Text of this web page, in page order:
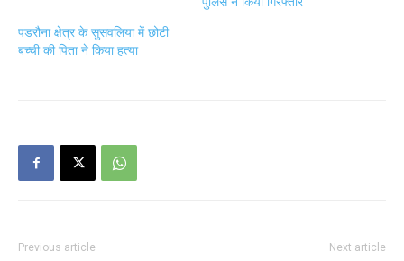
पडरौना क्षेत्र के सुसवलिया में छोटी
बच्ची की पिता ने किया हत्या
Previous article Next article